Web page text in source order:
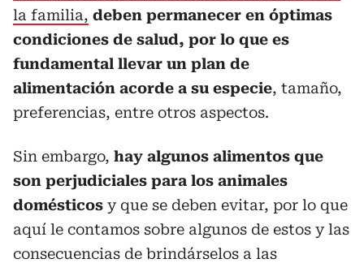
la familia, deben permanecer en óptimas
condiciones de salud, por lo que es
fundamental llevar un plan de
alimentación acorde a su especie, tamaño,
preferencias, entre otros aspectos.
Sin embargo, hay algunos alimentos que
son perjudiciales para los animales
domésticos y que se deben evitar, por lo que
aquí le contamos sobre algunos de estos y las
consecuencias de brindárselos a las